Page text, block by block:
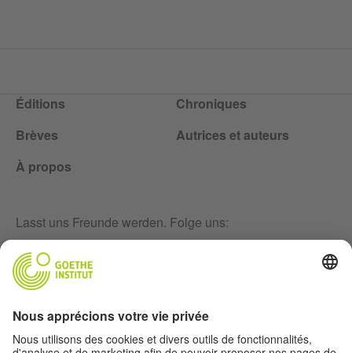
Éditions
Chroniques
Brèves
Autrices et auteurs
À propos
Infolettre
Mentions légales
Lasst uns Freunde werden. Folge uns: